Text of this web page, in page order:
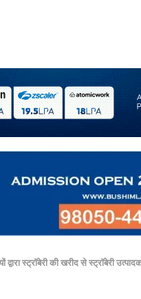
स्ट्राॅबेरी की खरीद से स्ट्राॅबेरी